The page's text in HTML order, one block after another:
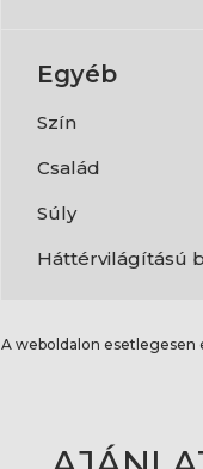
Egyéb
Szín
Család
Súly
Háttérvilágítású
A weboldalon esetlegesen